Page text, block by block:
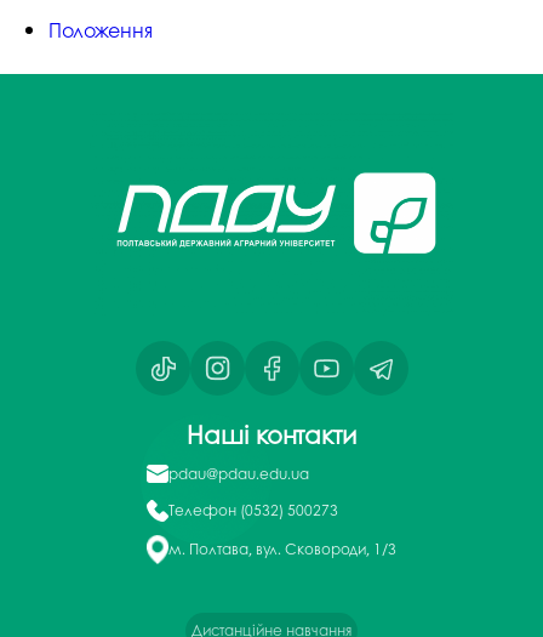
Положення
Наші контакти
pdau@pdau.edu.ua
Телефон (0532) 500273
м. Полтава, вул. Сковороди, 1/3
Дистанційне навчання